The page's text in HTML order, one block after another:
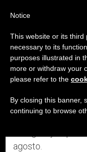
DÍA
ÚLTIMAS
Aviso
Del 27 de julio
anual,
se generan
agosto.
Notice
This website or its third
necessary to its
purposes illustrated in
more or withdraw your
please refer to the
By closing this banner,
continuing to browse